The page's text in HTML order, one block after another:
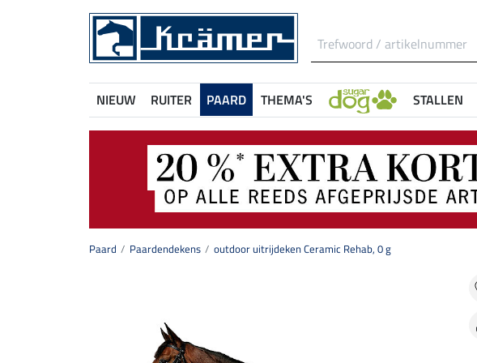
NIEUW RUITER PAARD THEMA'S STALLEN
Paard Paardendekens outdoor uitrijdeken Ceramic Rehab, 0 g